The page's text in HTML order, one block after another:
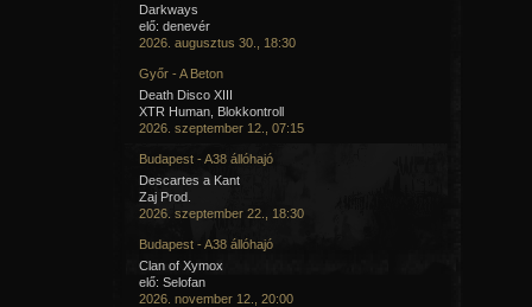
Darkways
elő: denevér
2026. augusztus 30., 18:30
Győr - A Beton
Death Disco XIII
XTR Human, Blokkontroll
2026. szeptember 12., 07:15
Budapest - A38 állóhajó
Descartes a Kant
Zaj Prod.
2026. szeptember 22., 18:30
Budapest - A38 állóhajó
Clan of Xymox
elő: Selofan
2026. november 12., 20:00